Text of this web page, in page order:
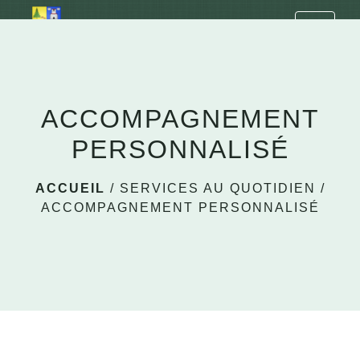
LA CHAPELLE EN LAFAYE
menu
ACCOMPAGNEMENT
PERSONNALISÉ
ACCUEIL / SERVICES AU QUOTIDIEN
/
ACCOMPAGNEMENT PERSONNALISÉ